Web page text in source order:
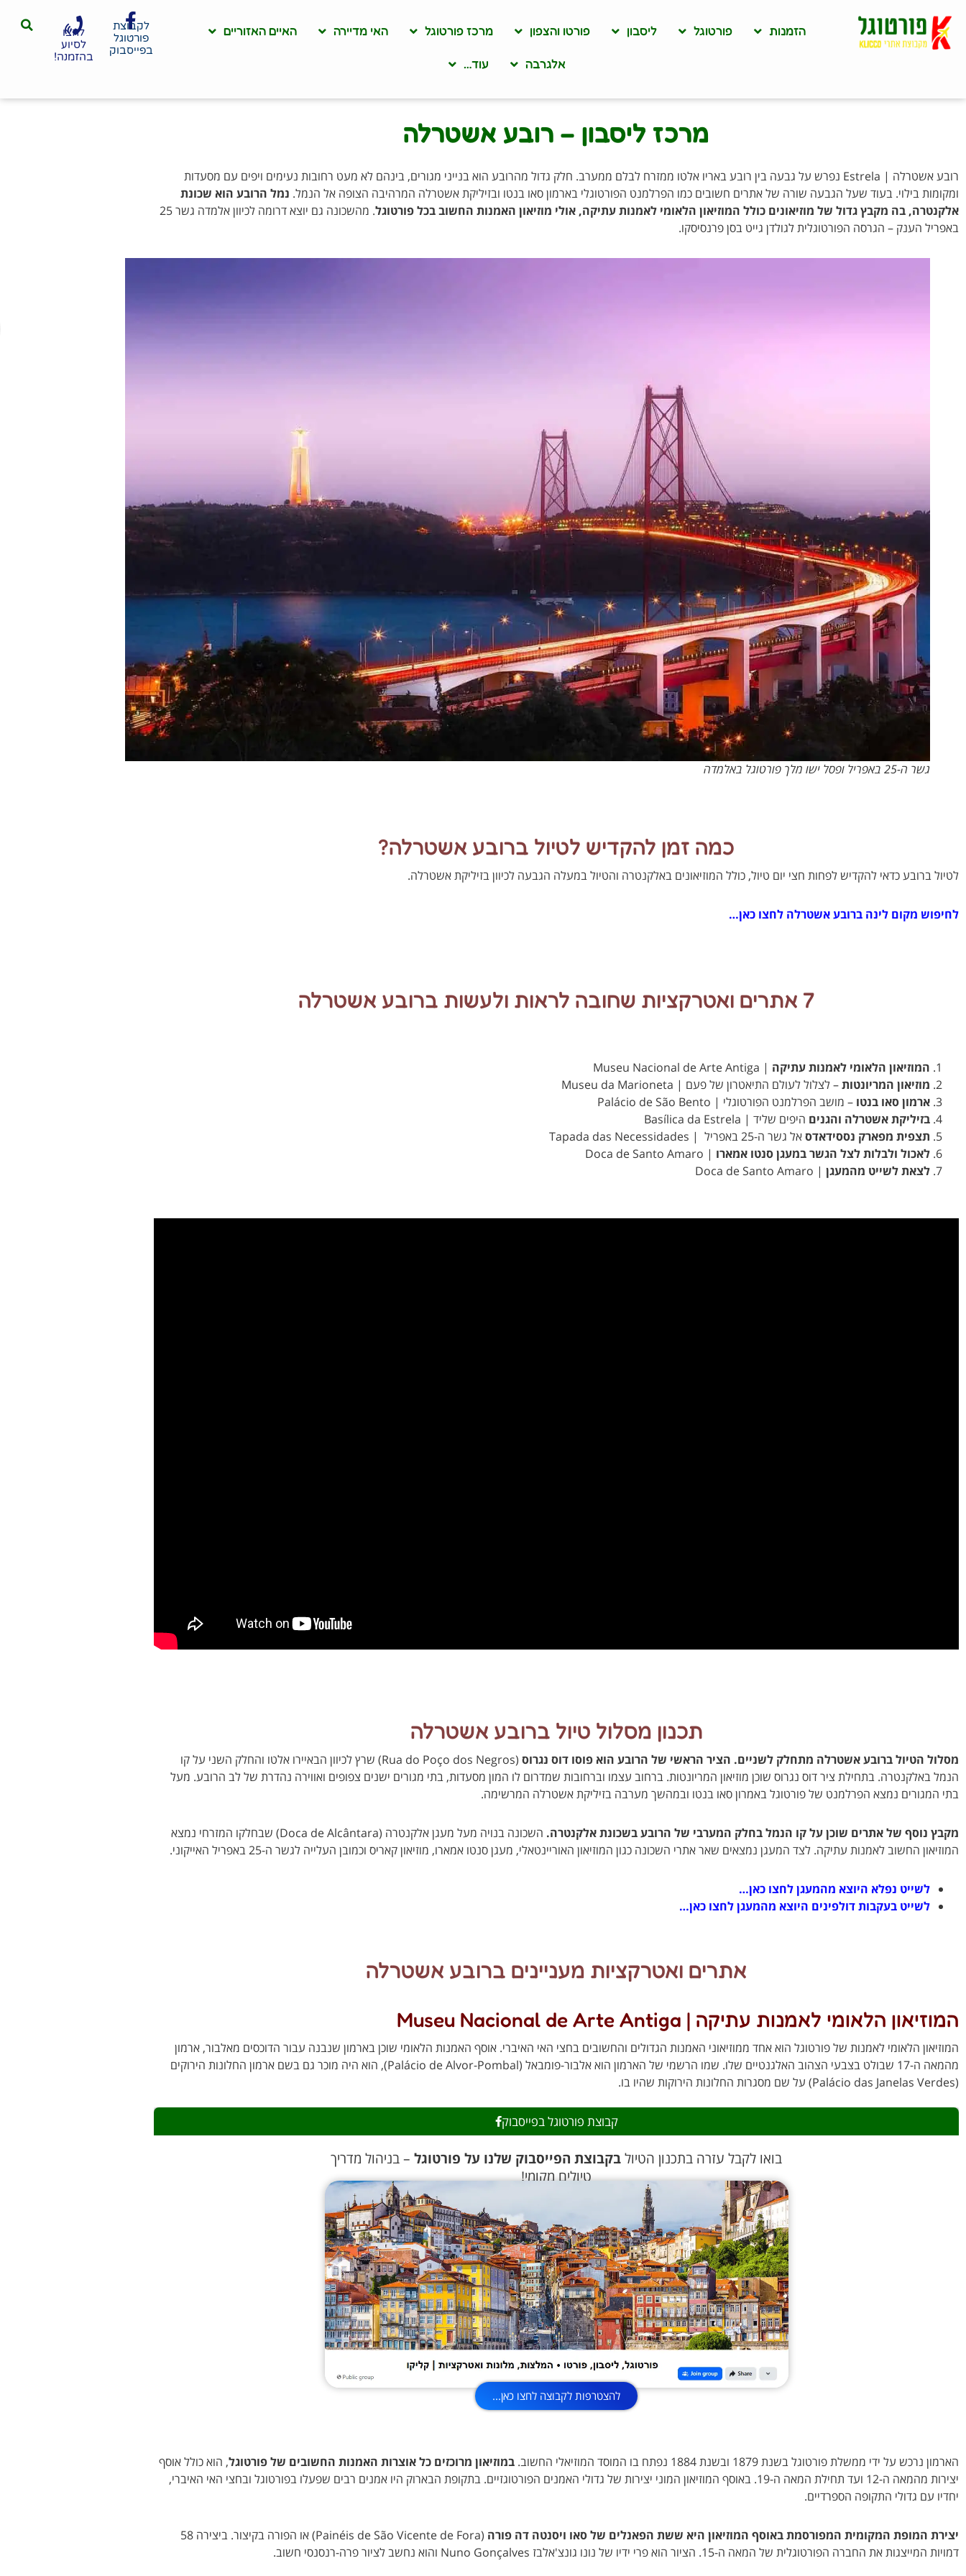
הזמנות פורטוגל ליסבון פורטו והצפון מרכז פורטוגל האי מדיירה האיים האזוריים
אלגרבה עוד…
לקבוצת
פורטוגל
בפייסבוק
לחצו
לסיוע
בהזמנה!
מרכז ליסבון – רובע אשטרלה
רובע אשטרלה | Estrela נפרש על גבעה בין רובע באריו אלטו ממזרח לבלם ממערב. חלק גדול מהרובע הוא בנייני מגורים, בינהם לא מעט רחובות נעימים ויפים עם מסעדות
ומקומות בילוי. בעוד שעל הגבעה שורה של אתרים חשובים כמו הפרלמנט הפורטוגלי בארמון סאו בנטו ובזיליקת אשטרלה המרהיבה הצופה אל הנמל. נמל הרובע הוא שכונת
אלקנטרה, בה מקבץ גדול של מוזיאונים כולל המוזיאון הלאומי לאמנות עתיקה, אולי מוזיאון האמנות החשוב בכל פורטוגל
. מהשכונה גם יוצא דרומה לכיוון אלמדה גשר 25
באפריל הענק – הגרסה הפורטוגלית לגולדן גייט בסן פרנסיסקו.
גשר ה-25 באפריל ופסל ישו מלך פורטוגל באלמדה
כמה זמן להקדיש לטיול ברובע אשטרלה?
לטיול ברובע כדאי להקדיש לפחות חצי יום טיול, כולל המוזיאונים באלקנטרה והטיול במעלה הגבעה לכיוון בזיליקת אשטרלה.
לחיפוש מקום לינה ברובע אשטרלה לחצו כאן…
7 אתרים ואטרקציות שחובה לראות ולעשות ברובע אשטרלה
המוזיאון הלאומי לאמנות עתיקה | Museu Nacional de Arte Antiga
מוזיאון המריונטות– לצלול לעולם התיאטרון של פעם | Museu da Marioneta
ארמון סאו בנטו – מושב הפרלמנט הפורטוגלי | Palácio de São Bento
בזיליקת אשטרלה והגנים היפים שליד | Basílica da Estrela
תצפית מפארק נססידאדסאל גשר ה-25 באפריל | Tapada das Necessidades
לאכול ולבלות לצל הגשר במעגן סנטו אמארו | Doca de Santo Amaro
לצאת לשייט מהמעגן | Doca de Santo Amaro
תכנון מסלול טיול ברובע אשטרלה
מסלול הטיול ברובע אשטרלה מתחלק לשניים. הציר הראשי של הרובע הוא פוסו דוס נגרוס
(Rua do Poço dos Negros) שרץ לכיוון הבאיירו אלטו והחלק השני על קו
הנמל באלקנטרה. בתחילת ציר דוס נגרוס שוכן מוזיאון המריונטות. ברחוב עצמו וברחובות שמדרום לו המון מסעדות, בתי מגורים ישנים צפופים ואווירה נהדרת של לב הרובע. מעל
בתי המגורים נמצא הפרלמנט של פורטוגל באמרון סאו בנטו ובמהשך מערבה בזיליקת אשטרלה המרשימה.
מקבץ נוסף של אתרים שוכן על קו הנמל בחלק המערבי של הרובע בשכונת אלקנטרה.
השכונה בנויה מעל מעגן אלקנטרה (Doca de Alcântara) שבחלקו המזרחי נמצא
המוזיאון החשוב לאמנות עתיקה. לצד המעגן נמצאים שאר אתרי השכונה כגון המוזיאון האוריינטאלי, מעגן סנטו אמארו, מוזיאון קאריס וכמובן העלייה לגשר ה-25 באפריל האייקוני.
לשייט נפלא היוצא מהמעגן לחצו כאן…
לשייט בעקבות דולפינים היוצא מהמעגן לחצו כאן…
אתרים ואטרקציות מעניינים ברובע אשטרלה
המוזיאון הלאומי לאמנות עתיקה | Museu Nacional de Arte Antiga
המוזיאון הלאומי לאמנות של פורטוגל הוא אחד ממוזיאוני האמנות הגדולים והחשובים בחצי האי האיברי. אוסף האמנות הלאומי שוכן בארמון שנבנה עבור הדוכסים מאלבור, ארמון
מהמאה ה-17 שבולט בצבעי הצהוב האלגנטיים שלו. שמו הרשמי של הארמון הוא אלבור-פומבאל (Palácio de Alvor-Pombal), הוא היה מוכר גם בשם ארמון החלונות הירוקים
(Palácio das Janelas Verdes) על שם מסגרות החלונות הירוקות שהיו בו.
קבוצת פורטוגל בפייסבוק
בואו לקבל עזרה בתכנון הטיולבקבוצת הפייסבוק שלנו על פורטוגל – בניהול מדריך
טיולים מקומי!
להצטרפות לקבוצה לחצו כאן...
הארמון נרכש על ידי ממשלת פורטוגל בשנת 1879 ובשנת 1884 נפתח בו המוסד המוזיאלי החשוב. במוזיאון מרוכזים כל אוצרות האמנות החשובים של פורטוגל, הוא כולל אוסף
יצירות מהמאה ה-12 ועד תחילת המאה ה-19. באוסף המוזיאון המוני יצירות של גדולי האמנים הפורטוגזיים. בתקופת הבארוק היו אמנים רבים שפעלו בפורטוגל ובחצי האי האיברי,
יחדיו עם גדולי התקופה הספרדיים.
יצירת המופת המקומית המפורסמת באוסף המוזיאון היא ששת הפאנלים של סאו ויסנטה דה פורה
(Painéis de São Vicente de Fora) או הפורה בקיצור. ביצירה 58
דמויות המייצגות את החברה הפורטוגלית של המאה ה-15. הציור הוא פרי ידיו של נונו גונצ'אלבז Nuno Gonçalves והוא נחשב לציור פרה-רנסנסי חשוב.